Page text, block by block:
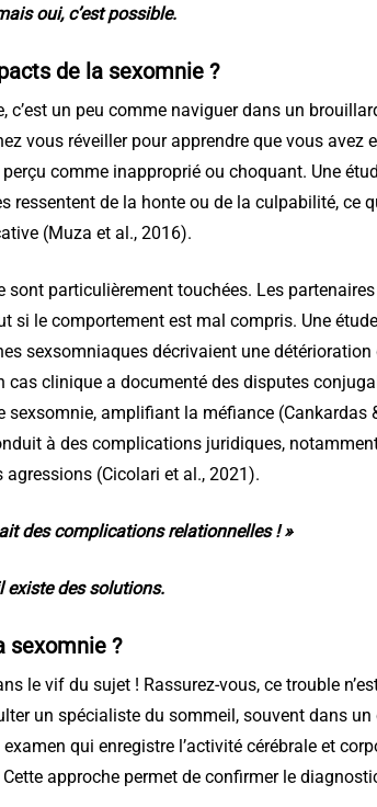
oui, c’est possible.
de la sexomnie ?
c’est un peu comme naviguer dans un
vous réveiller pour apprendre que vous avez
comme inapproprié ou choquant. Une
ressentent de la honte ou de la culpabilité, ce
(Muza et al., 2016).
sont particulièrement touchées. Les
si le comportement est mal compris. Une
sexsomniaques décrivaient une
cas clinique a documenté des disputes
sexsomnie, amplifiant la méfiance (Cankardas
à des complications juridiques,
agressions (Cicolari et al., 2021).
ait des complications relationnelles ! »
existe des solutions.
sexomnie ?
le vif du sujet ! Rassurez-vous, ce trouble
un spécialiste du sommeil, souvent dans un
qui enregistre l’activité cérébrale et
approche permet de confirmer le